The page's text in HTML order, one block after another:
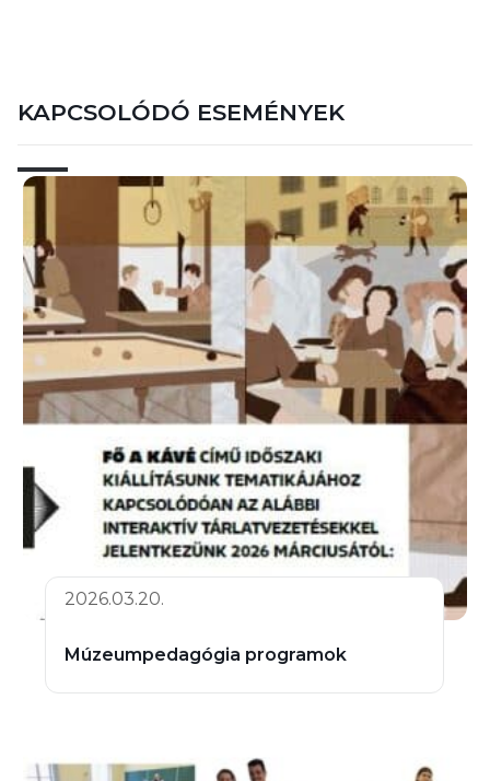
KAPCSOLÓDÓ ESEMÉNYEK
2026.03.20.
Múzeumpedagógia programok